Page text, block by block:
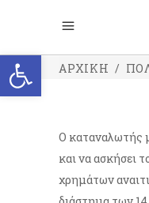
Ανοίξτε τη γραμμή εργαλείων
ΑΡΧΙΚΉ /
O καταναλωτής
και να ασκήσει
χρημάτων